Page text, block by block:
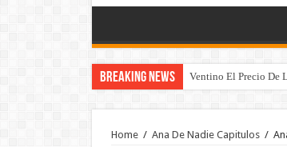
Breaking News Ventino El Precio De
Home / Ana De Nadie Capitulos /